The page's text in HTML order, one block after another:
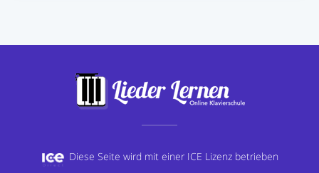
Diese Seite wird mit einer ICE Lizenz betrieben